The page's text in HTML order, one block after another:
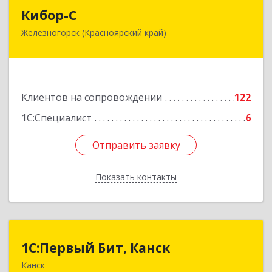
Кибор-С
Железногорск (Красноярский край)
Клиентов на сопровождении
122
1С:Специалист
6
Отправить заявку
Показать контакты
662973, Красноярский край, Железногорск г,
Отправить заявку
Назад
1С:Первый Бит, Канск
Канск